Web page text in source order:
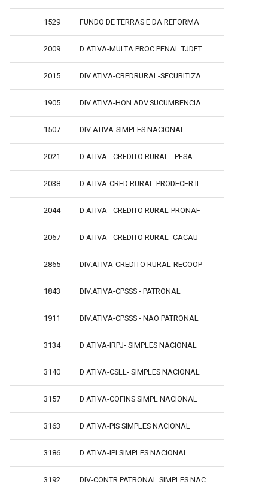
1529 FUNDO DE TERRAS E DA REFORMA
2009 D ATIVA-MULTA PROC PENAL TJDFT
2015 DIV.ATIVA-CREDRURAL-SECURITIZA
1905 DIV.ATIVA-HON.ADV.SUCUMBENCIA
1507 DIV ATIVA-SIMPLES NACIONAL
2021 D ATIVA - CREDITO RURAL - PESA
2038 D ATIVA-CRED RURAL-PRODECER II
2044 D ATIVA - CREDITO RURAL-PRONAF
2067 D ATIVA - CREDITO RURAL- CACAU
2865 DIV.ATIVA-CREDITO RURAL-RECOOP
1843 DIV.ATIVA-CPSSS - PATRONAL
1911 DIV.ATIVA-CPSSS - NAO PATRONAL
3134 D ATIVA-IRPJ- SIMPLES NACIONAL
3140 D ATIVA-CSLL- SIMPLES NACIONAL
3157 D ATIVA-COFINS SIMPL NACIONAL
3163 D ATIVA-PIS SIMPLES NACIONAL
3186 D ATIVA-IPI SIMPLES NACIONAL
3192 DIV-CONTR PATRONAL SIMPLES NAC